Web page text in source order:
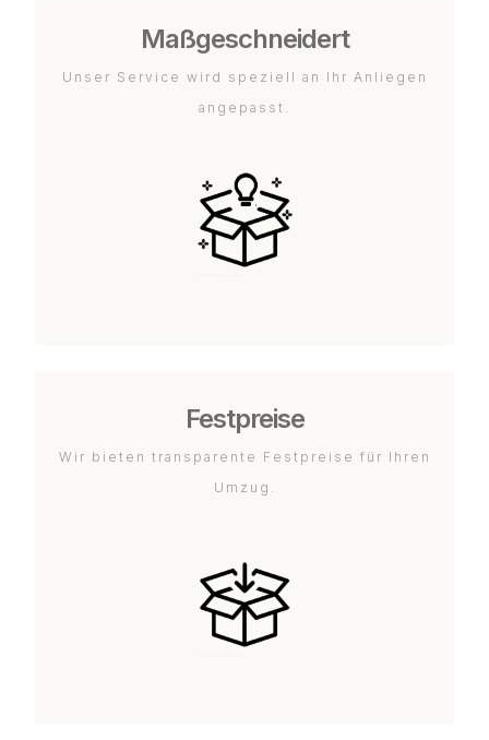
Maßgeschneidert
Unser Service wird speziell an Ihr Anliegen
angepasst.
Festpreise
Wir bieten transparente Festpreise für Ihren
Umzug.